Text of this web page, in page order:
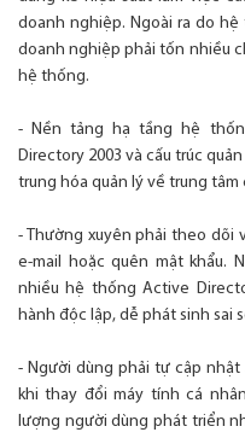
doanh nghiệp. Ngoài ra do
doanh nghiệp phải tốn nhiều
hệ thống.
- Nền tảng hạ tầng hệ
Directory 2003 và cấu trúc
trung hóa quản lý về trung tâm
- Thường xuyên phải theo dõi
e-mail hoặc quên mật khẩu.
nhiều hệ thống Active
hành độc lập, dễ phát sinh sai
- Người dùng phải tự cập
khi thay đổi máy tính cá
lượng người dùng phát triển